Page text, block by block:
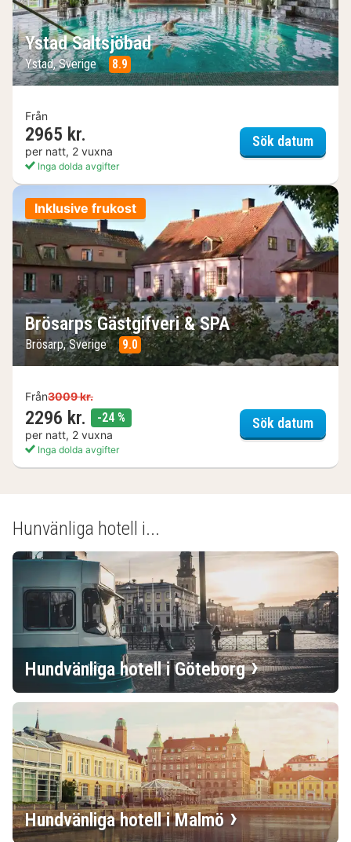
Ystad Saltsjöbad
Ystad, Sverige 8.9
Från
2965 kr.
per natt, 2 vuxna
Inga dolda avgifter
Sök datumYstad
Inklusive frukost
Brösarps Gästgifveri & SPA
Brösarp, Sverige 9.0
Från3009 kr.
2296 kr. -24 %
per natt, 2 vuxna
Inga dolda avgifter
Sök datum
och
Hunvänliga hotell i...
Hundvänliga hotell i Göteborg
Hundvänliga hotell i Malmö